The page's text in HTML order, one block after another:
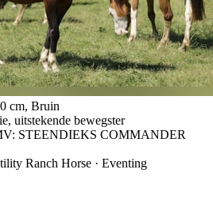
cm, Bruin
uitstekende bewegster
STEENDIEKS COMMANDER
Ranch Horse · Eventing